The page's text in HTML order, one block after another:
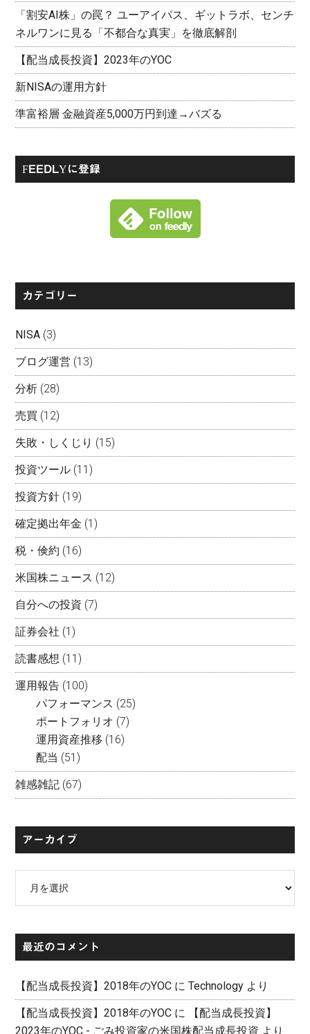
「割安AI株」の罠？ ユーアイパス、ギットラボ、センチ
ネルワンに見る「不都合な真実」を徹底解剖
【配当成長投資】2023年のYOC
新NISAの運用方針
準富裕層 金融資産5,000万円到達→バズる
FEEDLYに登録
カテゴリー
NISA (3)
ブログ運営 (13)
分析 (28)
売買 (12)
失敗・しくじり (15)
投資ツール (11)
投資方針 (19)
確定拠出年金 (1)
税・倹約 (16)
米国株ニュース (12)
自分への投資 (7)
証券会社 (1)
読書感想 (11)
運用報告 (100)
パフォーマンス (25)
ポートフォリオ (7)
運用資産推移 (16)
配当 (51)
雑感雑記 (67)
アーカイブ
イ
ブ最近のコメント
【配当成長投資】2018年のYOC にTechnology より
【配当成長投資】2018年のYOC に
【配当成長投資】
2023年のYOC - ごみ投資家の米国株配当成長投資 より